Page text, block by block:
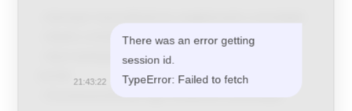
Növeli a festés pontosságát
Nem befolyásolja vagy zavarja a permetezési
Összehasonlítható egy festékszóró pisztollyal
There was an error getting
session id.
TypeError: Failed to fetch
21:43:22